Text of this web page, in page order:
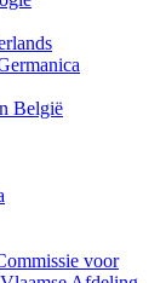
België
voor